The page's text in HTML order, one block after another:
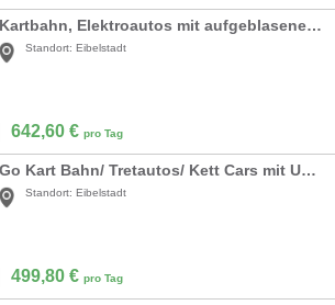
Kartbahn, Elektroautos mit aufgeblasener Umrandung
Standort: Eibelstadt
642,60 € pro Tag
Go Kart Bahn/ Tretautos/ Kett Cars mit Umrandung
Standort: Eibelstadt
499,80 € pro Tag